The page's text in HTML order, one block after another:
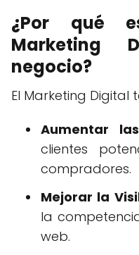
¿Por qué
Marketing
negocio?
El Marketing Digital
Aumentar
clientes
compradores.
Mejorar la
la
web.